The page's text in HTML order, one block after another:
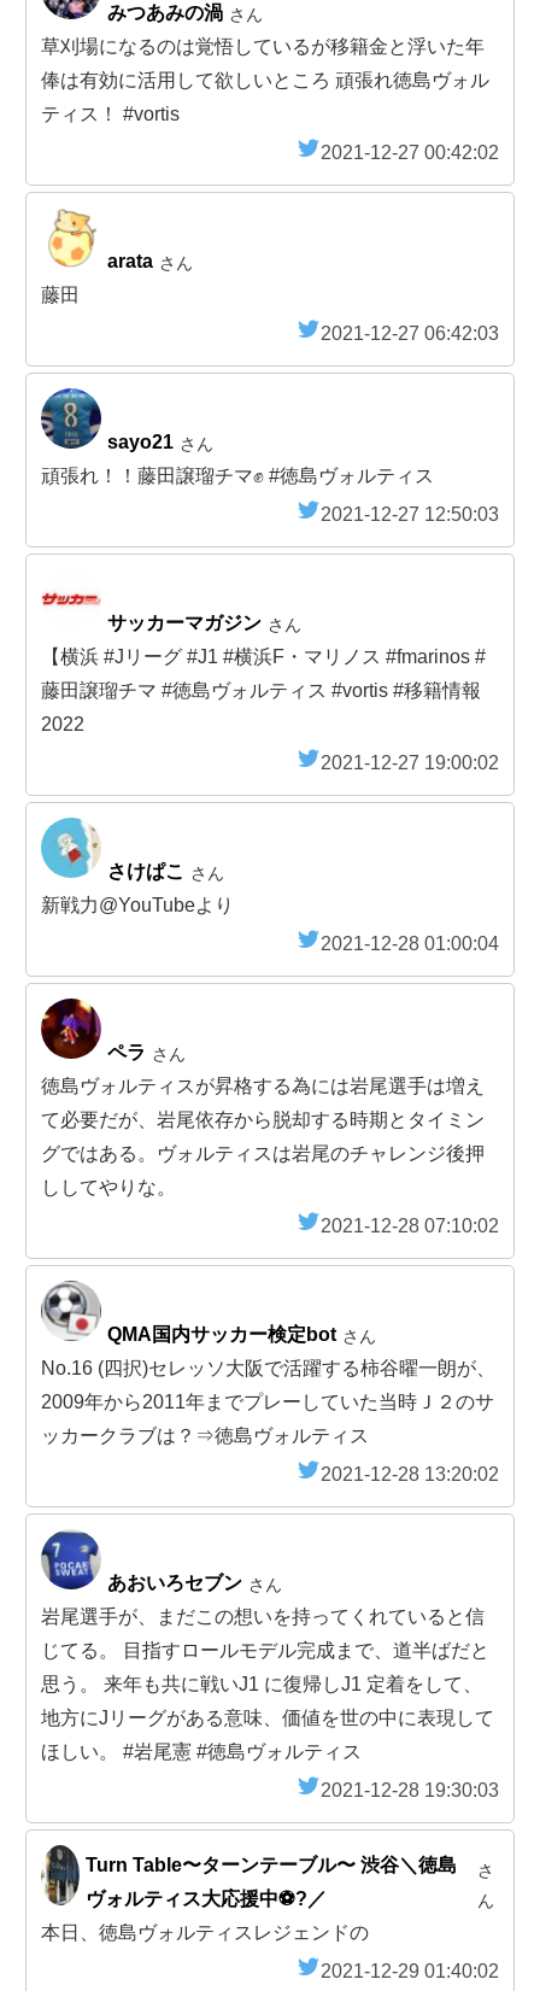
みつあみの渦 さん
草刈場になるのは覚悟しているが移籍金と浮いた年
俸は有効に活用して欲しいところ 頑張れ徳島ヴォル
ティス！ #vortis
2021-12-27 00:42:02
arata さん
藤田
2021-12-27 06:42:03
sayo21 さん
頑張れ！！藤田譲瑠チマ✊ #徳島ヴォルティス
2021-12-27 12:50:03
サッカーマガジン さん
【横浜 #Jリーグ #J1 #横浜F・マリノス #fmarinos #
藤田譲瑠チマ #徳島ヴォルティス #vortis #移籍情報
2022
2021-12-27 19:00:02
さけぱこ さん
新戦力@YouTubeより
2021-12-28 01:00:04
ペラ さん
徳島ヴォルティスが昇格する為には岩尾選手は増え
て必要だが、岩尾依存から脱却する時期とタイミン
グではある。ヴォルティスは岩尾のチャレンジ後押
ししてやりな。
2021-12-28 07:10:02
QMA国内サッカー検定bot さん
No.16 (四択)セレッソ大阪で活躍する柿谷曜一朗が、
2009年から2011年までプレーしていた当時Ｊ２のサ
ッカークラブは？⇒徳島ヴォルティス
2021-12-28 13:20:02
あおいろセブン さん
岩尾選手が、まだこの想いを持ってくれていると信
じてる。 目指すロールモデル完成まで、道半ばだと
思う。 来年も共に戦いJ1 に復帰しJ1 定着をして、
地方にJリーグがある意味、価値を世の中に表現して
ほしい。 #岩尾憲 #徳島ヴォルティス
2021-12-28 19:30:03
Turn Table〜ターンテーブル〜 渋谷＼徳島
ヴォルティス大応援中⚽️?／
さ
ん
本日、徳島ヴォルティスレジェンドの
2021-12-29 01:40:02